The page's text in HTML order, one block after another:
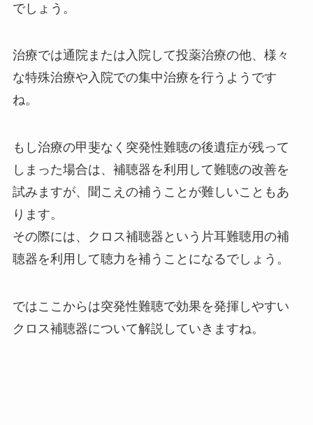
でしょう。
治療では通院または入院して投薬治療の他、様々
な特殊治療や入院での集中治療を行うようです
ね。
もし治療の甲斐なく突発性難聴の後遺症が残って
しまった場合は、補聴器を利用して難聴の改善を
試みますが、聞こえの補うことが難しいこともあ
ります。
その際には、クロス補聴器という片耳難聴用の補
聴器を利用して聴力を補うことになるでしょう。
ではここからは突発性難聴で効果を発揮しやすい
クロス補聴器について解説していきますね。